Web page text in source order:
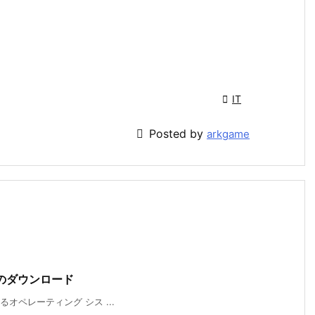
 IT
 Posted by arkgame
ウンロード
オペレーティング シス ...